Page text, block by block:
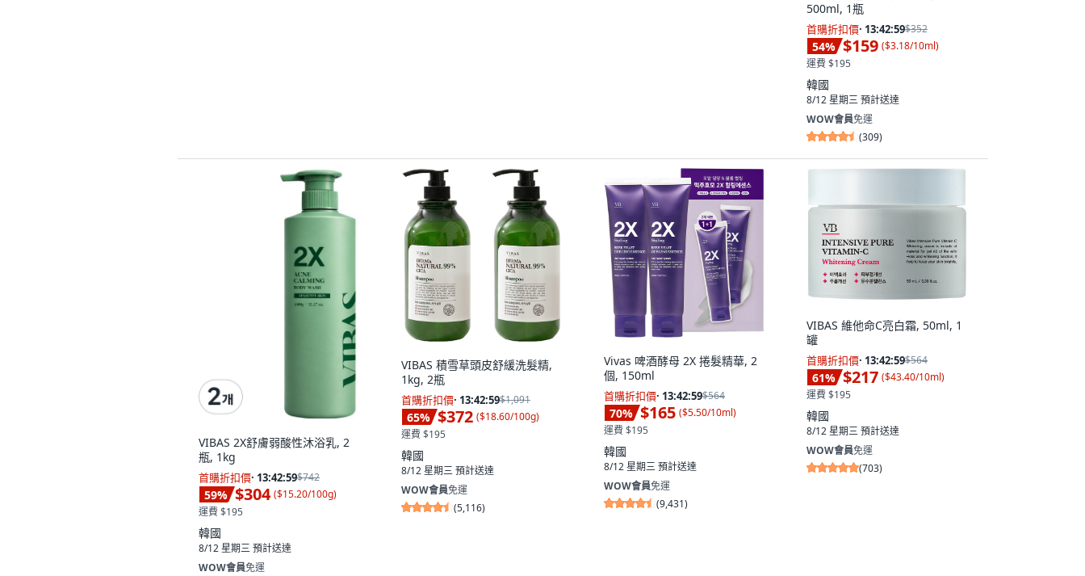
500ml, 1瓶
首購折扣價· 13:42:58$352
54% $159 ($3.18/10ml)
運費 $195
韓國
8/12 星期三預計送達
WOW會員免運
(309)
VIBAS 2X舒膚弱酸性沐浴乳, 2
瓶, 1kg
首購折扣價· 13:42:58$742
59% $304 ($15.20/100g)
運費 $195
韓國
8/12 星期三預計送達
WOW會員免運
VIBAS 積雪草頭皮舒緩洗髮精,
1kg, 2瓶
首購折扣價· 13:42:58$1,091
65% $372 ($18.60/100g)
運費 $195
韓國
8/12 星期三預計送達
WOW會員免運
(5,116)
Vivas 啤酒酵母 2X 捲髮精華, 2
個, 150ml
首購折扣價· 13:42:58$564
70% $165 ($5.50/10ml)
運費 $195
韓國
8/12 星期三預計送達
WOW會員免運
(9,431)
VIBAS 維他命C亮白霜, 50ml, 1
罐
首購折扣價· 13:42:58$564
61% $217 ($43.40/10ml)
運費 $195
韓國
8/12 星期三預計送達
WOW會員免運
(703)